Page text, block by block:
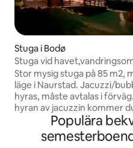
Stuga i Bodø
Stuga vid
centralt läge.
Stor mysig stuga på 85 m2,
läge i Naurstad. Jacuzzi/bubbelpool kan
hyras, måste avtalas i
hyran av jacuzzin kommer
med en badrock. Stugan har en härlig
havsutsikt och fina
området. Stugan har en bra
Populära